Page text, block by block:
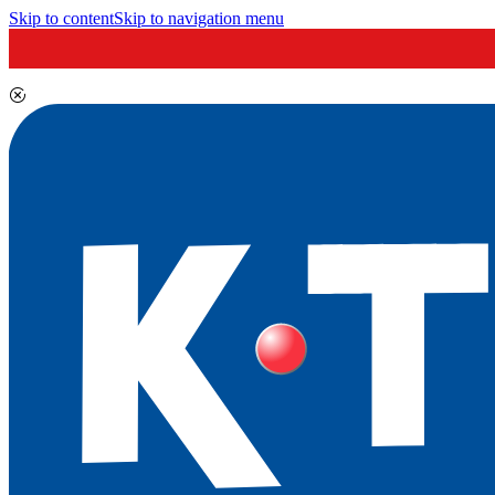
Skip to contentSkip to navigation menu